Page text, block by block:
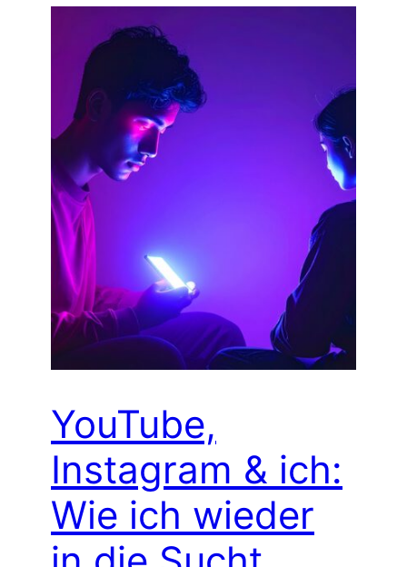
YouTube,
Instagram & ich:
Wie ich wieder